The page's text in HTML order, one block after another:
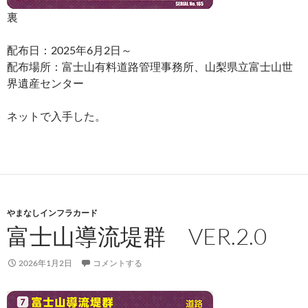
裏
配布日：2025年6月2日～
配布場所：富士山有料道路管理事務所、山梨県立富士山世
界遺産センター
ネットで入手した。
やまなしインフラカード
富士山導流堤群 VER.2.0
2026年1月2日 コメントする